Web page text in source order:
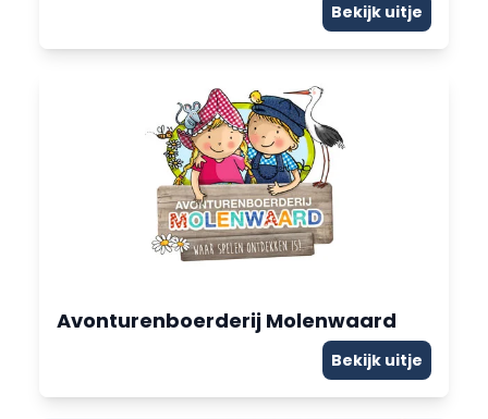
Bekijk uitje
Avonturenboerderij Molenwaard
Bekijk uitje